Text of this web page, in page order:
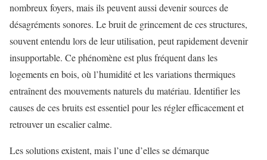
nombreux foyers, mais ils peuvent aussi devenir sources de
désagréments sonores. Le bruit de grincement de ces structures,
souvent entendu lors de leur utilisation, peut rapidement devenir
insupportable. Ce phénomène est plus fréquent dans les
logements en bois, où l’humidité et les variations thermiques
entraînent des mouvements naturels du matériau. Identifier les
causes de ces bruits est essentiel pour les régler efficacement et
retrouver un escalier calme.
Les solutions existent, mais l’une d’elles se démarque